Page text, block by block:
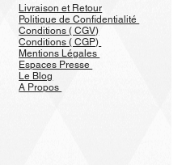
Livraison et Retour
Politique de Confidentialité
Conditions ( CGV)
Conditions ( CGP)
Mentions Légales
Espaces Presse
Le Blog
A Propos